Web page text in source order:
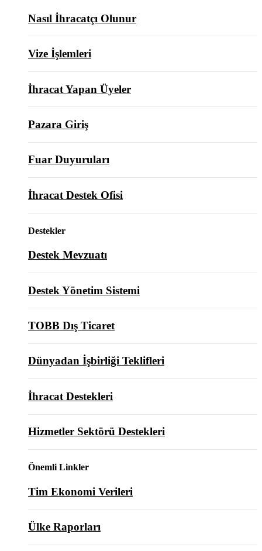
Nasıl İhracatçı Olunur
Vize İşlemleri
İhracat Yapan Üyeler
Pazara Giriş
Fuar Duyuruları
İhracat Destek Ofisi
Destekler
Destek Mevzuatı
Destek Yönetim Sistemi
TOBB Dış Ticaret
Dünyadan İşbirliği Teklifleri
İhracat Destekleri
Hizmetler Sektörü Destekleri
Önemli Linkler
Tim Ekonomi Verileri
Ülke Raporları